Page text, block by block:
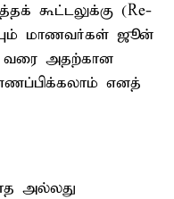
கூட்டலுக்கு (Re-
மாணவர்கள் ஜூன்
வரை அதற்கான
எனத்
அல்லது